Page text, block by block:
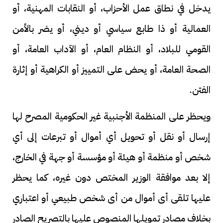
يدخل في نطاق عمل الأحزاب، أو النقابات المهنية، أو
العمالية أو ذا طابع سياسي أو ديني، أو يضر بالأمن
القومي للبلاد، أو النظام العام، أو الآداب العامة، أو
الصحة العامة، أو يحض على التمييز أو الكراهية أو إثارة
الفتن.
ويحظر على المنظمة الأجنبية غير الحكومية المصرح لها
إرسال أو نقل أو تحويل أي أموال أو تبرعات إلى أي
شخص أو منظمة أو هيئة أو مؤسسة أو جهة في الخارج،
إلا بعد موافقة الوزير المختص دون غيره، كما يحظر
عليها تلقى أى أموال من أى شخص طبيعي أو اعتباري
بخلاف مصادر تمويلها المنصوص عليها بالتصريح الصادر